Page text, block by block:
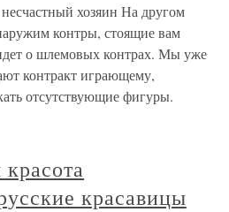
хозяин На другом
контры, стоящие вам
о шлемовых контрах. Мы уже
контракт играющему,
отсутствующие фигуры.
красавицы